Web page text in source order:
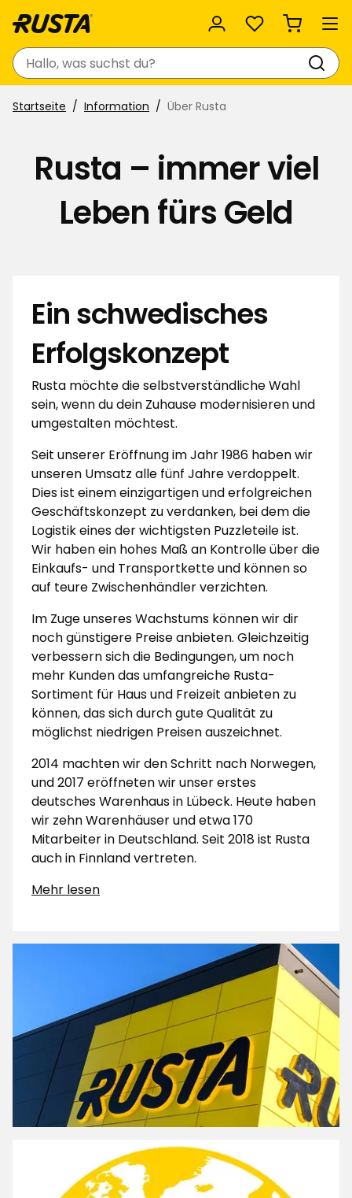
Favoriten
Suchen
Startseite Information Über Rusta
Rusta – immer viel
Leben fürs Geld
Ein schwedisches
Erfolgskonzept
Rusta möchte die selbstverständliche Wahl
sein, wenn du dein Zuhause modernisieren und
umgestalten möchtest.
Seit unserer Eröffnung im Jahr 1986 haben wir
unseren Umsatz alle fünf Jahre verdoppelt.
Dies ist einem einzigartigen und erfolgreichen
Geschäftskonzept zu verdanken, bei dem die
Logistik eines der wichtigsten Puzzleteile ist.
Wir haben ein hohes Maß an Kontrolle über die
Einkaufs- und Transportkette und können so
auf teure Zwischenhändler verzichten.
Im Zuge unseres Wachstums können wir dir
noch günstigere Preise anbieten. Gleichzeitig
verbessern sich die Bedingungen, um noch
mehr Kunden das umfangreiche Rusta-
Sortiment für Haus und Freizeit anbieten zu
können, das sich durch gute Qualität zu
möglichst niedrigen Preisen auszeichnet.
2014 machten wir den Schritt nach Norwegen,
und 2017 eröffneten wir unser erstes
deutsches Warenhaus in Lübeck. Heute haben
wir zehn Warenhäuser und etwa 170
Mitarbeiter in Deutschland. Seit 2018 ist Rusta
auch in Finnland vertreten.
Mehr lesen